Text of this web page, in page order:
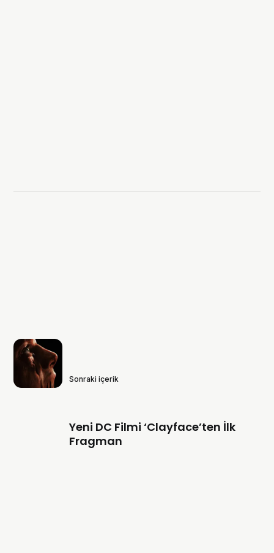
Sonraki içerik
Yeni DC Filmi ‘Clayface’ten İlk
Fragman